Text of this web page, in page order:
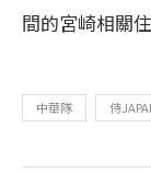
間的宮崎相關
中華隊 侍